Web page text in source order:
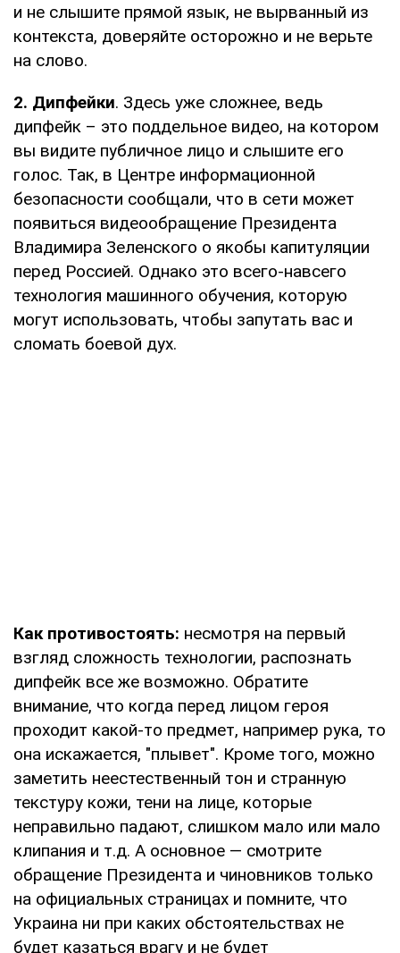
и не слышите прямой язык, не вырванный из
контекста, доверяйте осторожно и не верьте
на слово.
2. Дипфейки. Здесь уже сложнее, ведь
дипфейк – это поддельное видео, на котором
вы видите публичное лицо и слышите его
голос. Так, в Центре информационной
безопасности сообщали, что в сети может
появиться видеообращение Президента
Владимира Зеленского о якобы капитуляции
перед Россией. Однако это всего-навсего
технология машинного обучения, которую
могут использовать, чтобы запутать вас и
сломать боевой дух.
Как противостоять: несмотря на первый
взгляд сложность технологии, распознать
дипфейк все же возможно. Обратите
внимание, что когда перед лицом героя
проходит какой-то предмет, например рука, то
она искажается, "плывет". Кроме того, можно
заметить неестественный тон и странную
текстуру кожи, тени на лице, которые
неправильно падают, слишком мало или мало
клипания и т.д. А основное — смотрите
обращение Президента и чиновников только
на официальных страницах и помните, что
Украина ни при каких обстоятельствах не
будет казаться врагу и не будет